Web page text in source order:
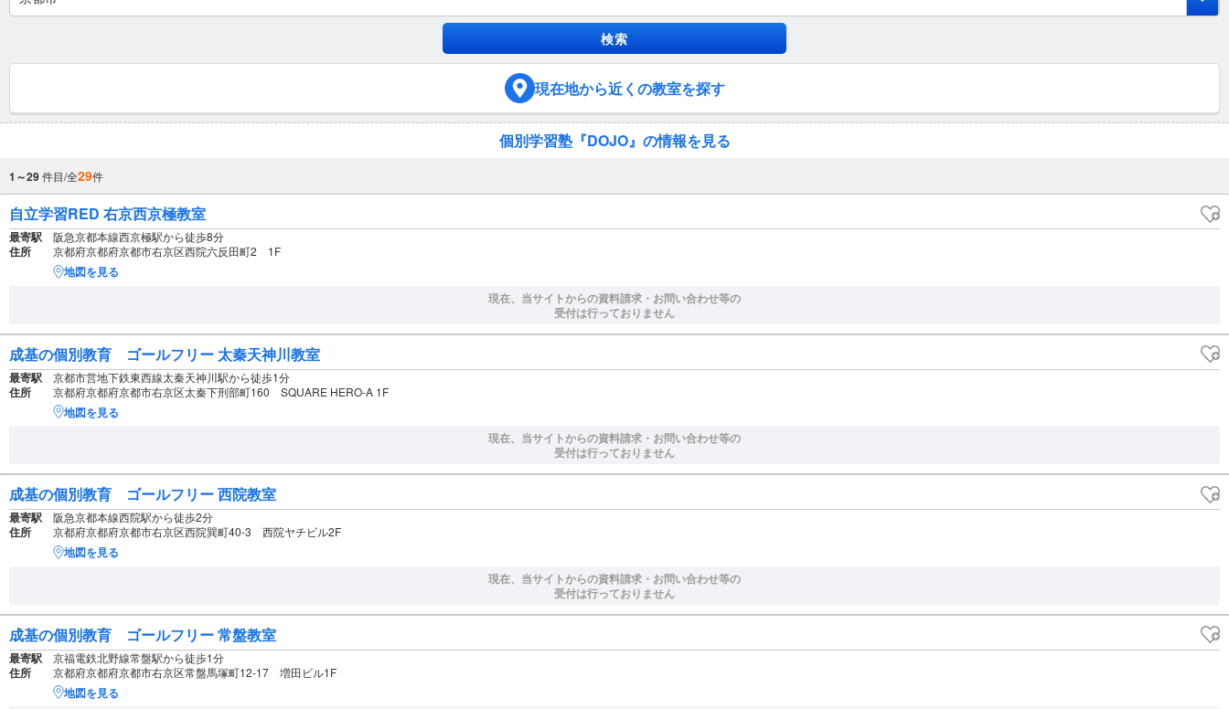
現在地から近くの教室を探す
個別学習塾『DOJO』の情報を見る
1～29件目/全29件
自立学習RED 右京西京極教室
最寄駅 阪急京都本線西京極駅から徒歩8分
住所 京都府京都府京都市右京区西院六反田町2 1F
地図を見る
現在、当サイトからの資料請求・お問い合わせ等の
受付は行っておりません
成基の個別教育 ゴールフリー 太秦天神川教室
最寄駅 京都市営地下鉄東西線太秦天神川駅から徒歩1分
住所 京都府京都府京都市右京区太秦下刑部町160 SQUARE HERO-A 1F
地図を見る
現在、当サイトからの資料請求・お問い合わせ等の
受付は行っておりません
成基の個別教育 ゴールフリー 西院教室
最寄駅 阪急京都本線西院駅から徒歩2分
住所 京都府京都府京都市右京区西院巽町40-3 西院ヤチビル2F
地図を見る
現在、当サイトからの資料請求・お問い合わせ等の
受付は行っておりません
成基の個別教育 ゴールフリー 常盤教室
最寄駅 京福電鉄北野線常盤駅から徒歩1分
住所 京都府京都府京都市右京区常盤馬塚町12-17 増田ビル1F
地図を見る